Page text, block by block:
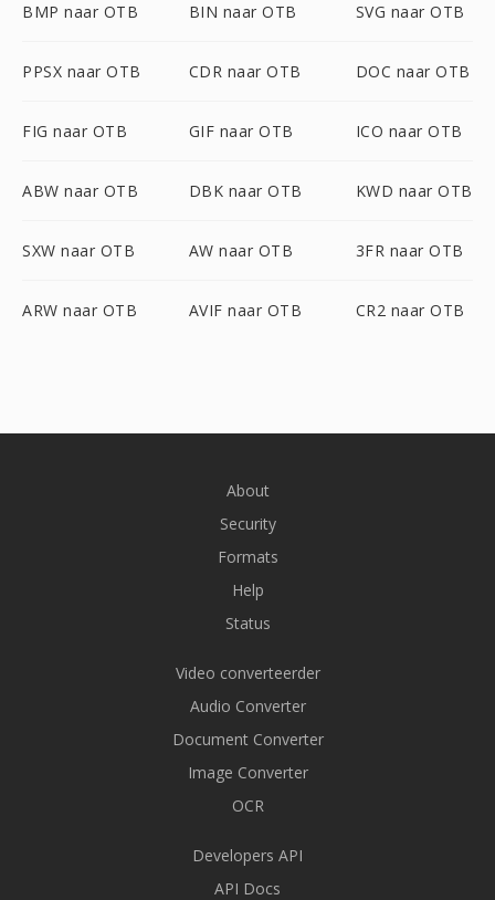
BMP naar OTB BIN naar OTB SVG naar OTB
PPSX naar OTB CDR naar OTB DOC naar OTB
FIG naar OTB GIF naar OTB ICO naar OTB
ABW naar OTB DBK naar OTB KWD naar OTB
SXW naar OTB AW naar OTB 3FR naar OTB
ARW naar OTB AVIF naar OTB CR2 naar OTB
About
Security
Formats
Help
Status
Video converteerder
Audio Converter
Document Converter
Image Converter
OCR
Developers API
API Docs